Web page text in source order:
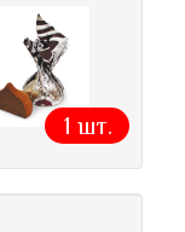
1 шт.